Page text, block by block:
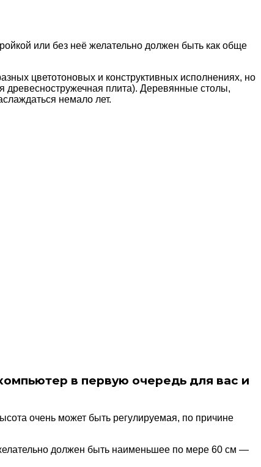
или без неё желательно должен быть как обще
цветотоновых и конструктивных исполнениях, но
плита). Деревянные столы,
немало лет.
в первую очередь для вас и
очень может быть регулируемая, по причине
должен быть наименьшее по мере 60 см —